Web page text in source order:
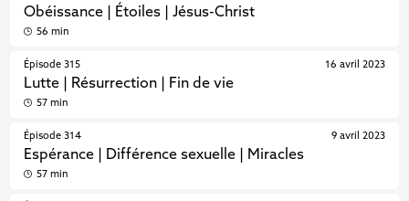
Obéissance | Étoiles | Jésus-Christ
56 min
Épisode 315
Lutte | Résurrection | Fin de vie
16 avril 2023
57 min
Épisode 314
Espérance | Différence sexuelle | Miracles
9 avril 2023
57 min